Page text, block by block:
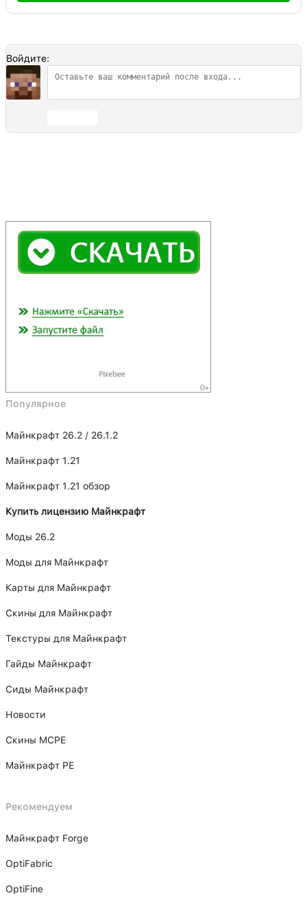
Войдите:
Популярное
Майнкрафт 26.2 / 26.1.2
Майнкрафт 1.21
Майнкрафт 1.21 обзор
Купить лицензию Майнкрафт
Моды 26.2
Моды для Майнкрафт
Карты для Майнкрафт
Скины для Майнкрафт
Текстуры для Майнкрафт
Гайды Майнкрафт
Сиды Майнкрафт
Новости
Скины MCPE
Майнкрафт PE
Рекомендуем
Майнкрафт Forge
OptiFabric
OptiFine